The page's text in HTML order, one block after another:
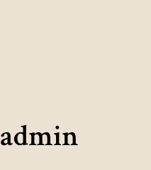
admin